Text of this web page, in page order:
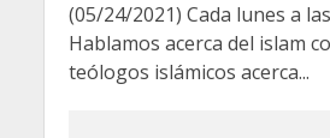
(05/24/2021) Cada lunes a
Hablamos acerca del islam
teólogos islámicos acerca...